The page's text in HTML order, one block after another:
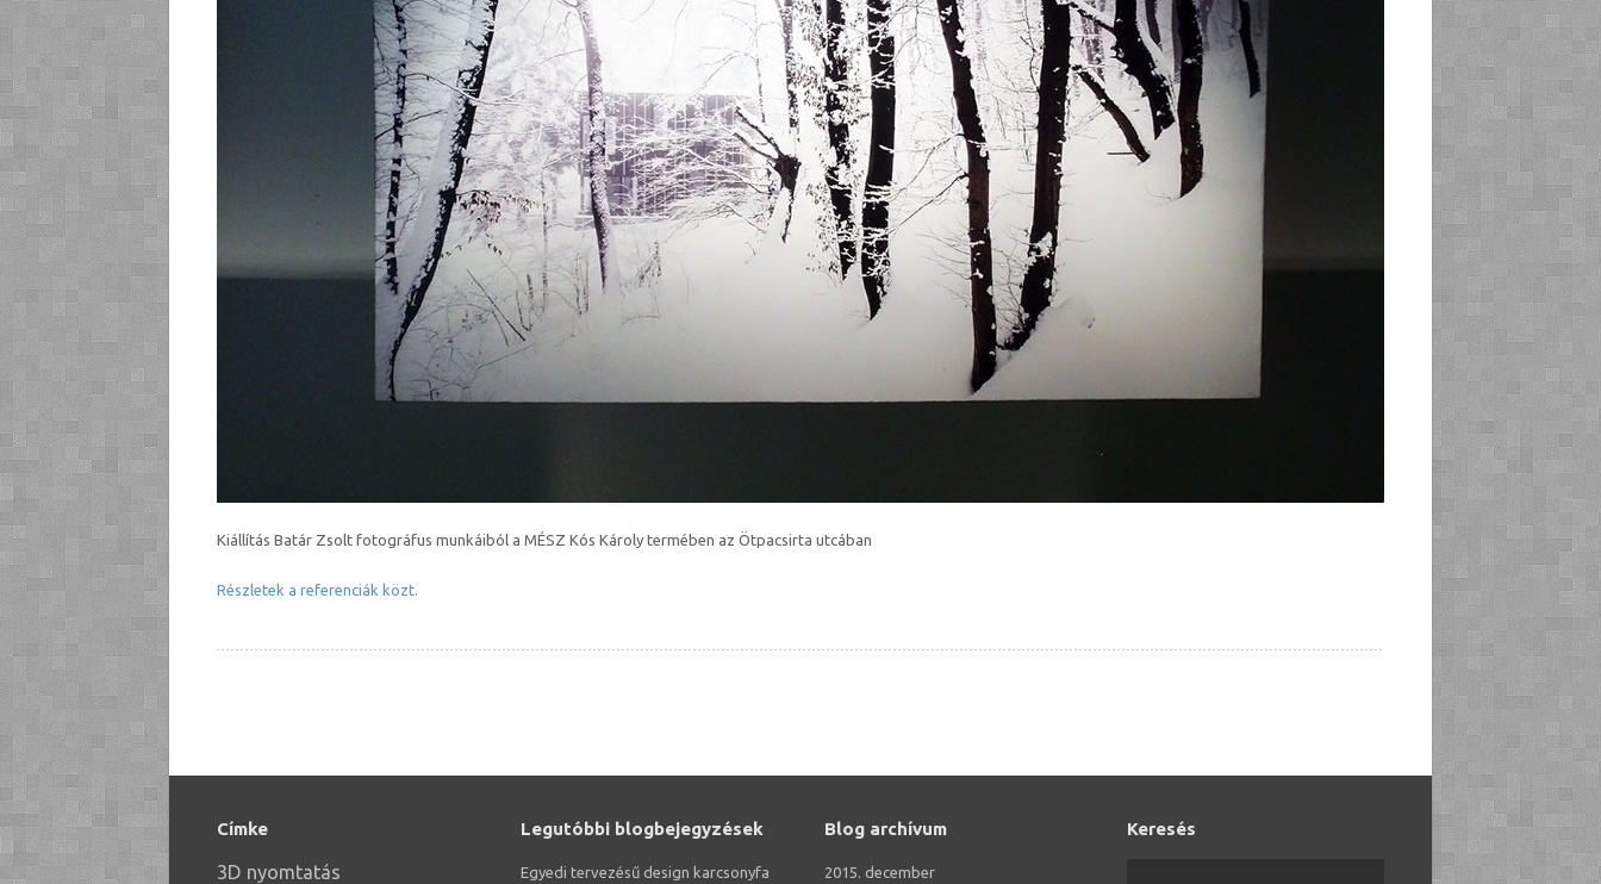
Kiállítás Batár Zsolt fotográfus munkáiból a MÉSZ Kós Károly termében az Ötpacsirta utcában
Részletek a referenciák közt.
Címke
3D nyomtatás
Legutóbbi blogbejegyzések
Egyedi tervezésű design karcsonyfa
Blog archívum
2015. december
Keresés